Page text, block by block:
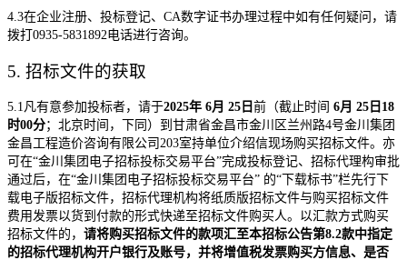
4.3在企业注册、投标登记、 CA数字证书办理过程中如有任何疑问，请
拨打 0935-5831892电话进行咨询。
5. 招标文件的获取
5.1凡有意参加投标者，请于2025年 6月 25 日 前 （截止时间 6月 25 日 18
时00分； 北京时间，下同） 到 甘肃省金昌市金川区兰州路4号金川集团
金昌工程造价咨询有限公司 203室持单位介绍信现场购买招标文件。亦
可在“金川集团电子招标投标交易平台”完成投标登记、招标代理构审批
通过后，在“金川集团电子招标投标交易平台” 的“下载标书”栏先行下
载电子版招标文件，招标代理机构将纸质版招标文件与购买招标文件
费用发票以货到付款的形式快递至招标文件购买人。以汇款方式购买
招标文件的， 请将购买招标文件的款项汇至本招标公告第8.2款中指定
的招标代理机构开户银行及账号，并将增值税发票购买方信息、是否